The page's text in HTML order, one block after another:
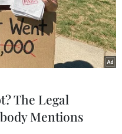
The Legal
Mentions